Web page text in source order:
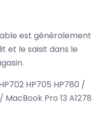
est généralement
et le saisit dans le
HP705 HP780 /
MacBook Pro 13 A1278